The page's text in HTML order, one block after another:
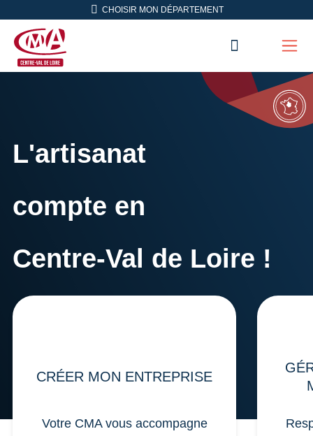
Aller en haut de pageCHOISIR MON DÉPARTEMENT
L'artisanat
compte en
Centre-Val de Loire !
CRÉER MON ENTREPRISE
Votre CMA vous accompagne